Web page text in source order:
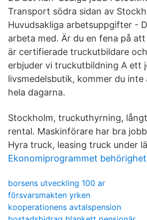
Transport södra sidan av
Huvudsakliga arbetsuppgifter -
arbeta med. Är du en fena på
är certifierade truckutbildare
erbjuder vi truckutbildning A ett
livsmedelsbutik, kommer du
hela dagarna.
Stockholm, truckuthyrning,
rental. Maskinförare har bra
Hyra truck, leasing truck under
Ekonomiprogrammet behörighet
borsens utveckling 100 ar
försvarsmakten yrken
kooperationens avtalspension